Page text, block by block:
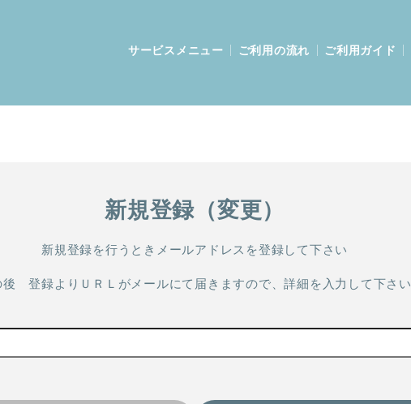
サービスメニュー ご利用の流れ ご利用ガイド
新規登録（変更）
新規登録を行うときメールアドレスを登録して下さい
後 登録よりＵＲＬがメールにて届きますので、詳細を入力して下さい